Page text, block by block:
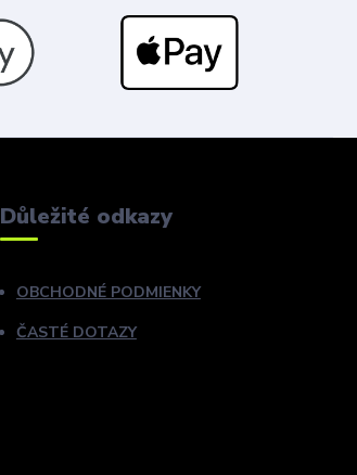
Důležité odkazy
OBCHODNÉ PODMIENKY
ČASTÉ DOTAZY